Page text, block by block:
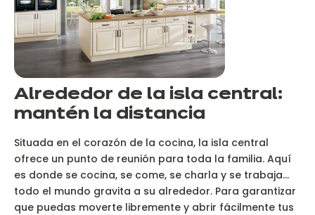
Alrededor de la isla central:
mantén la distancia
Situada en el corazón de la cocina, la isla central
ofrece un punto de reunión para toda la familia. Aquí
es donde se cocina, se come, se charla y se trabaja...
todo el mundo gravita a su alrededor. Para garantizar
que puedas moverte libremente y abrir fácilmente tus